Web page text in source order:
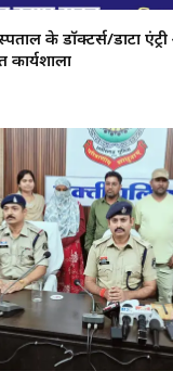
के डाॅक्टर्स/डाटा
कार्यशाला